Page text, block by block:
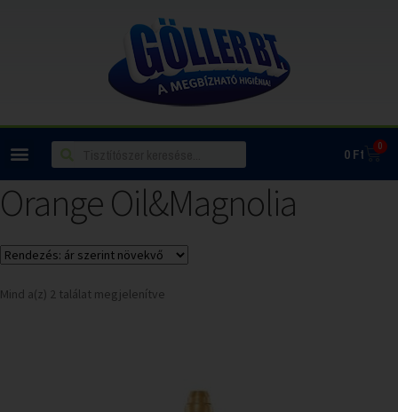
0Ft 0
Orange Oil&Magnolia
Mind a(z) 2 találat megjelenítve